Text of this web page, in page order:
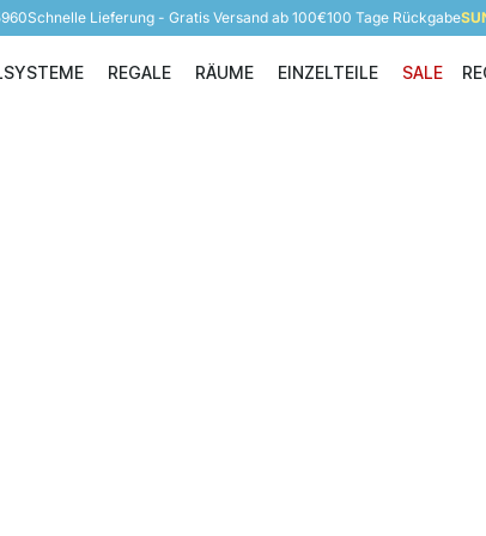
Schnelle Lieferung - Gratis Versand ab 100€100 Tage Rückgabe
Regalsysteme
REGALE
Regale
RÄUME
Räume
EINZELTEILE
Einzelteile
SALE